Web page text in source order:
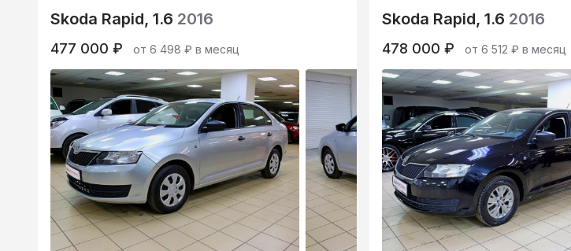
Skoda Rapid, 1.6 2016
477 000 ₽ от 6 498 ₽ в месяц
Skoda Rapid, 1.6 2016
478 000 ₽ от 6 512 ₽ в месяц